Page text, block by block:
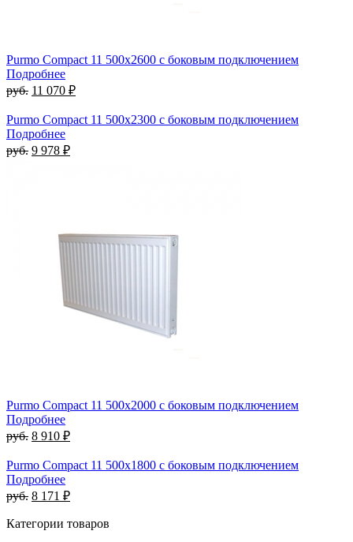
Purmo Compact 11 500х2600 с боковым подключением
Подробнее
руб. 11 070 ₽
Purmo Compact 11 500х2300 с боковым подключением
Подробнее
руб. 9 978 ₽
Purmo Compact 11 500х2000 с боковым подключением
Подробнее
руб. 8 910 ₽
Purmo Compact 11 500х1800 с боковым подключением
Подробнее
руб. 8 171 ₽
Категории товаров